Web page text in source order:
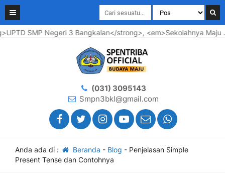
SMP Negeri 3 Bangkalan</strong>, <em>Sekolahnya Maju ....
(031) 3095143
Smpn3bkl@gmail.com
Anda ada di : Beranda - Blog - Penjelasan Simple
Present Tense dan Contohnya